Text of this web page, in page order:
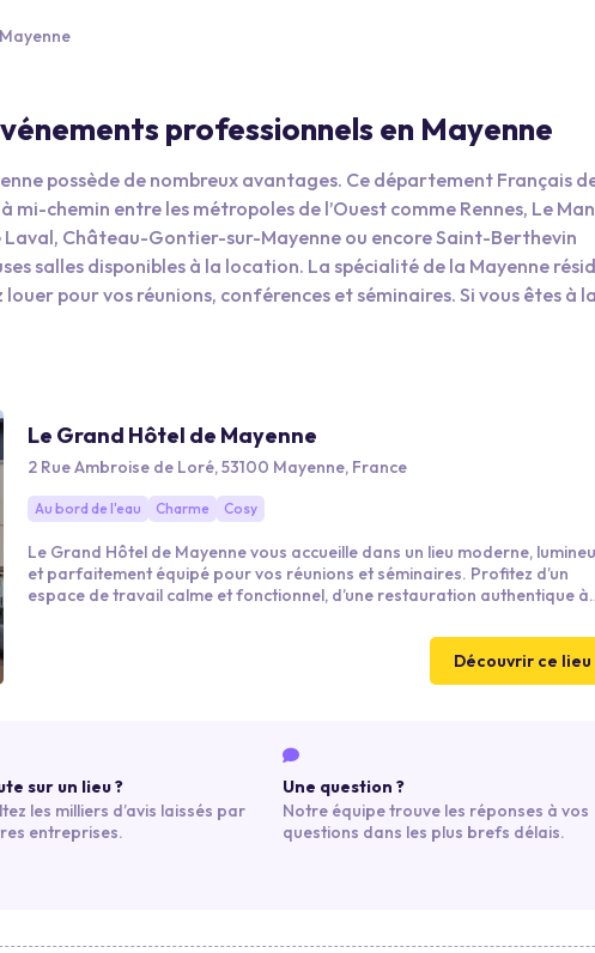
professionnels en Mayenne
possède de nombreux avantages. Ce département Français
chemin entre les métropoles de l’Ouest comme Rennes, Le
Laval, Château-Gontier-sur-Mayenne ou encore Saint-Berthevin
salles disponibles à la location. La spécialité de la Mayenne
pour vos réunions, conférences et séminaires. Si vous êtes à la
les esprits de vos convives, la Mayenne devrait vous
Le Grand Hôtel de Mayenne
2 Rue Ambroise de Loré, 53100 Mayenne, France
Au bord de l'eau Charme Cosy
Le Grand Hôtel de Mayenne vous accueille dans un lieu moderne,
et parfaitement équipé pour vos réunions et séminaires. Profitez d’un
espace de travail calme et fonctionnel, d’une restauration authentique à
Découvrir ce lieu
sur un lieu ?
les milliers d’avis laissés par
entreprises.
Une question ?
Notre équipe trouve les réponses à vos
questions dans les plus brefs délais.